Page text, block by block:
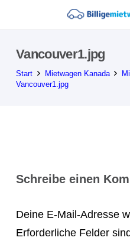
Vancouver1.jpg
Start Mietwagen Kanada
Vancouver1.jpg
Schreibe einen
Deine E-Mail-Adresse
Erforderliche Felder